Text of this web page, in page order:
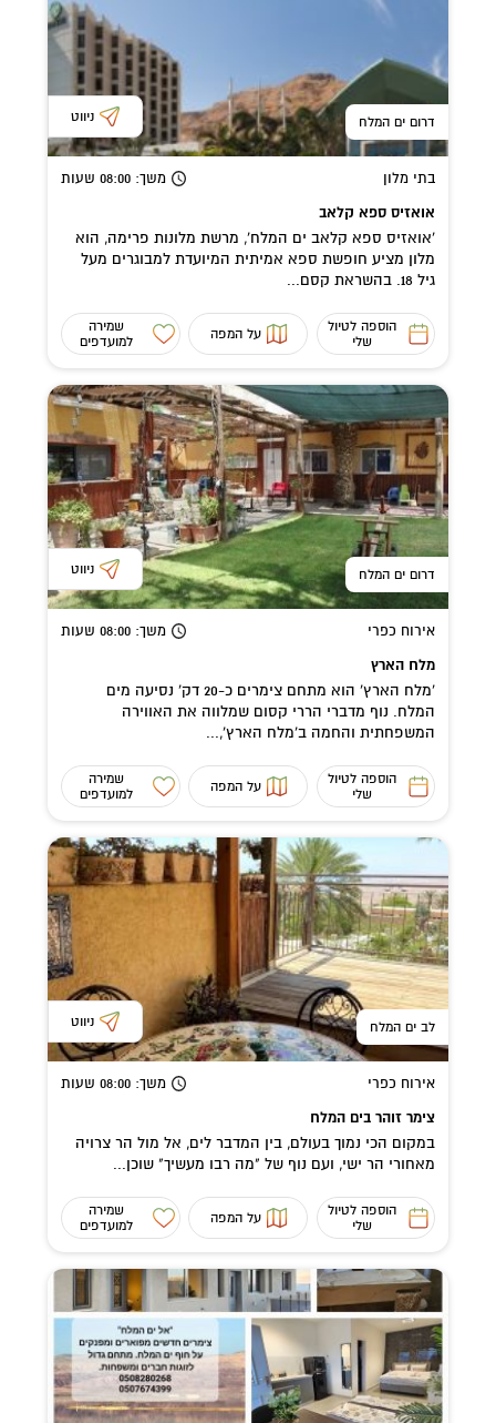
דרום ים המלח ניווט
בתי מלון משך: 08:00 שעות
אואזיס ספא קלאב
'אואזיס ספא קלאב ים המלח', מרשת מלונות פרימה, הוא
מלון מציע חופשת ספא אמיתית המיועדת למבוגרים מעל
גיל 18. בהשראת קסם...
הוספה לטיול
שלי
על המפה
שמירה
למועדפים
דרום ים המלח ניווט
אירוח כפרי משך: 08:00 שעות
מלח הארץ
'מלח הארץ' הוא מתחם צימרים כ-20 דק' נסיעה מים
המלח. נוף מדברי הררי קסום שמלווה את האווירה
המשפחתית והחמה ב'מלח הארץ',...
הוספה לטיול
שלי
על המפה
שמירה
למועדפים
לב ים המלח ניווט
אירוח כפרי משך: 08:00 שעות
צימר זוהר בים המלח
במקום הכי נמוך בעולם, בין המדבר לים, אל מול הר צרויה
מאחורי הר ישי, ועם נוף של "מה רבו מעשיך" שוכן...
הוספה לטיול
שלי
על המפה
שמירה
למועדפים